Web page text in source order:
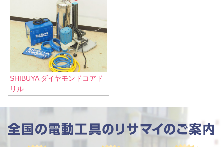
SHIBUYA ダイヤモンドコアド
リル ...